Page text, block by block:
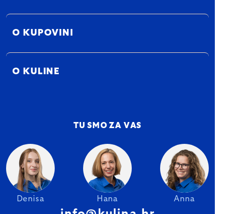
O KUPOVINI
O KULINE
TU SMO ZA VAS
Denisa Hana Anna